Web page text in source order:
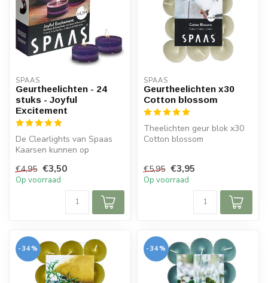
SPAAS
Geurtheelichten - 24
stuks - Joyful
Excitement
De Clearlights van Spaas
Kaarsen kunnen op
worden als g...
€4,95 €3,50
Op voorraad
SPAAS
Geurtheelichten x30
Cotton blossom
Theelichten geur blok x30
Cotton blossom
€5,95 €3,95
Op voorraad
-34% -34%